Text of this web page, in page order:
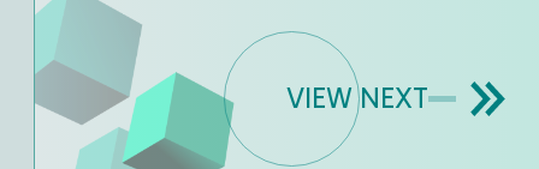
VIEW NEXT